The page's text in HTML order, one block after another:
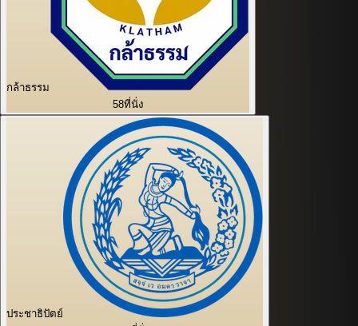
กล้าธรรม
58ที่นั่ง
ประชาธิปัตย์